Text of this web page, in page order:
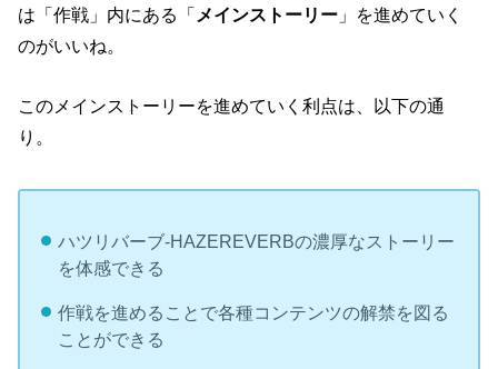
は「作戦」内にある「 メインストーリー 」を進めていく
のがいいね。
このメインストーリーを進めていく利点は、以下の通
り。
ハツリバーブ-HAZEREVERBの濃厚なストーリー
を体感できる
作戦を進めることで各種コンテンツの解禁を図る
ことができる